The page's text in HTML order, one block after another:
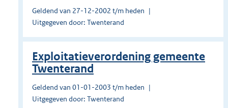
Geldend van 27-12-2002 t/m heden
Uitgegeven door: Twenterand
Exploitatieverordening gemeente
Twenterand
Geldend van 01-01-2003 t/m heden
Uitgegeven door: Twenterand